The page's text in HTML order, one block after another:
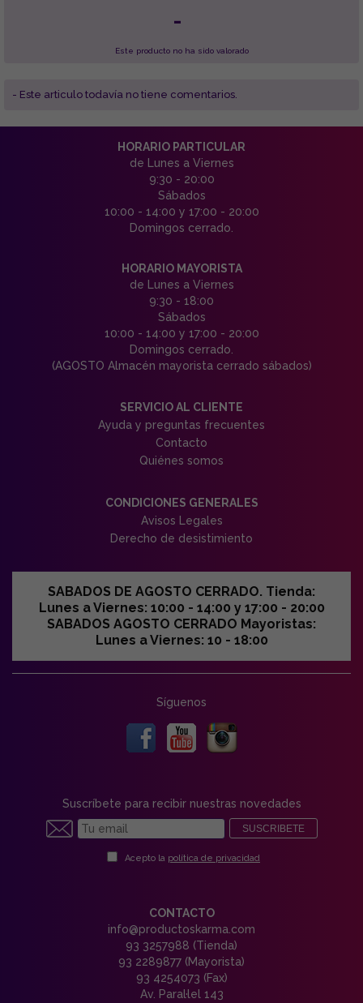
-
Este producto no ha sido valorado
- Este articulo todavía no tiene comentarios.
HORARIO PARTICULAR
de Lunes a Viernes
9:30 - 20:00
Sábados
10:00 - 14:00 y 17:00 - 20:00
Domingos cerrado.
HORARIO MAYORISTA
de Lunes a Viernes
9:30 - 18:00
Sábados
10:00 - 14:00 y 17:00 - 20:00
Domingos cerrado.
(AGOSTO Almacén mayorista cerrado sábados)
SERVICIO AL CLIENTE
Ayuda y preguntas frecuentes
Contacto
Quiénes somos
CONDICIONES GENERALES
Avisos Legales
Derecho de desistimiento
SABADOS DE AGOSTO CERRADO. Tienda:
Lunes a Viernes: 10:00 - 14:00 y 17:00 - 20:00
SABADOS AGOSTO CERRADO Mayoristas:
Lunes a Viernes: 10 - 18:00
Síguenos
Suscríbete para recibir nuestras novedades
SUSCRIBETE
Acepto la política de privacidad
CONTACTO
info@productoskarma.com
93 3257988 (Tienda)
93 2289877 (Mayorista)
93 4254073 (Fax)
Av. Paral·lel 143